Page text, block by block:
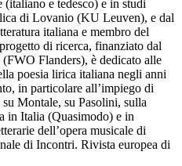
e tedesco) e in studi
di Lovanio (KU Leuven), e dal
italiana e membro del
di ricerca, finanziato dal
Flanders), è dedicato alle
poesia lirica italiana negli anni
in particolare all’impiego di
Montale, su Pasolini, sulla
in Italia (Quasimodo) e in
dell’opera musicale di
di Incontri. Rivista europea di